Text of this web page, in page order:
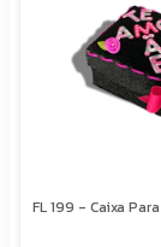
FL 199 - Caixa